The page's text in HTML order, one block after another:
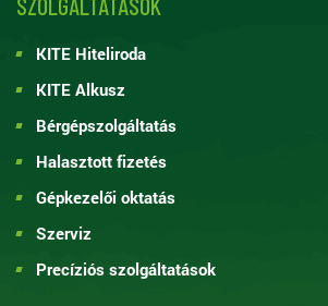
SZOLGÁLTATÁSOK
KITE Hiteliroda
KITE Alkusz
Bérgépszolgáltatás
Halasztott fizetés
Gépkezelői oktatás
Szerviz
Precíziós szolgáltatások